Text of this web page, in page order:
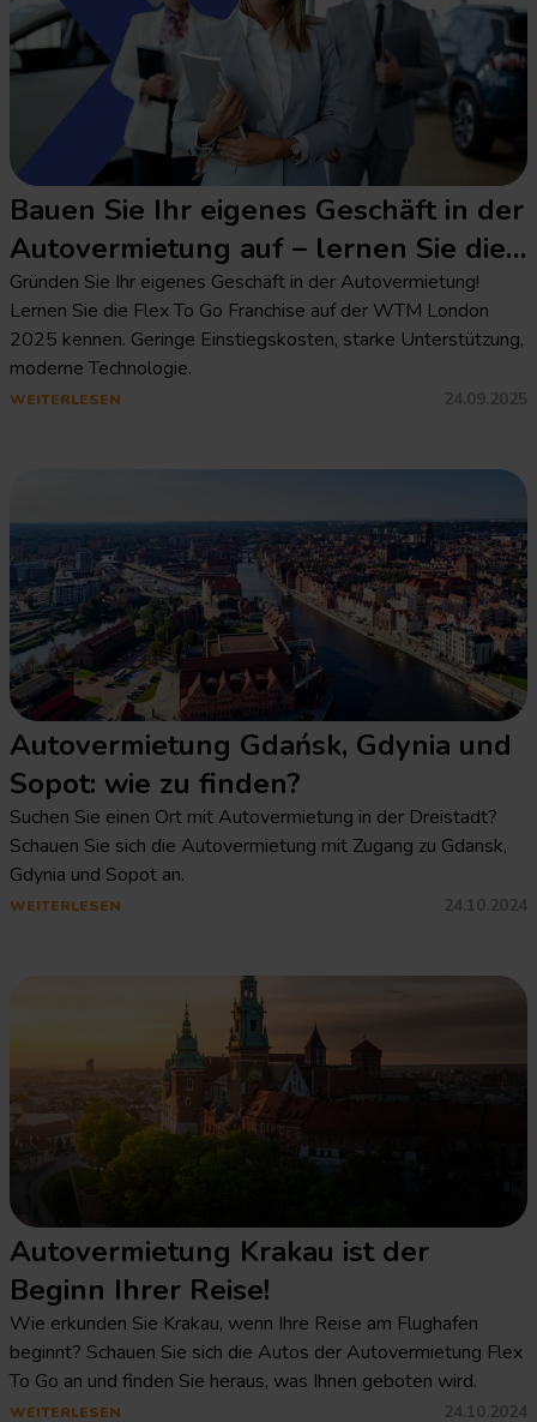
Bauen Sie Ihr eigenes Geschäft in der
Autovermietung auf – lernen Sie die
Flex To Go Franchise auf der WTM
2025 in London kennen
Gründen Sie Ihr eigenes Geschäft in der Autovermietung!
Lernen Sie die Flex To Go Franchise auf der WTM London
2025 kennen. Geringe Einstiegskosten, starke Unterstützung,
moderne Technologie.
WEITERLESEN 24.09.2025
Autovermietung Gdańsk, Gdynia und
Sopot: wie zu finden?
Suchen Sie einen Ort mit Autovermietung in der Dreistadt?
Schauen Sie sich die Autovermietung mit Zugang zu Gdansk,
Gdynia und Sopot an.
WEITERLESEN 24.10.2024
Autovermietung Krakau ist der
Beginn Ihrer Reise!
Wie erkunden Sie Krakau, wenn Ihre Reise am Flughafen
beginnt? Schauen Sie sich die Autos der Autovermietung Flex
To Go an und finden Sie heraus, was Ihnen geboten wird.
WEITERLESEN 24.10.2024